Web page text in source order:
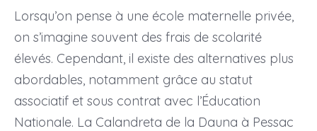
Lorsqu’on pense à une école maternelle privée,
on s’imagine souvent des frais de scolarité
élevés. Cependant, il existe des alternatives plus
abordables, notamment grâce au statut
associatif et sous contrat avec l’Éducation
Nationale. La Calandreta de la Dauna à Pessac